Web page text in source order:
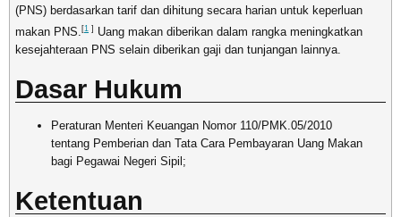
(PNS) berdasarkan tarif dan dihitung secara harian untuk keperluan
makan PNS. [1 ]
Uang makan diberikan dalam rangka meningkatkan
kesejahteraan PNS selain diberikan gaji dan tunjangan lainnya.
Dasar Hukum
Peraturan Menteri Keuangan Nomor 110/PMK.05/2010
tentang Pemberian dan Tata Cara Pembayaran Uang Makan
bagi Pegawai Negeri Sipil;
Ketentuan